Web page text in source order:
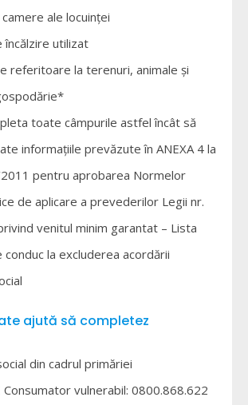
ale locuinței
încălzire utilizat
referitoare la terenuri, animale și
toate câmpurile astfel încât să
informațiile prevăzute în ANEXA 4 la
pentru aprobarea Normelor
de aplicare a prevederilor Legii nr.
venitul minim garantat – Lista
conduc la excluderea acordării
ajută să completez
din cadrul primăriei
Consumator vulnerabil: 0800.868.622